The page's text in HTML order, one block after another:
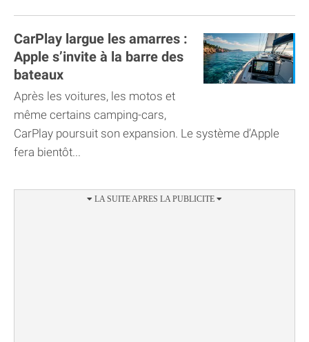
CarPlay largue les amarres :
Apple s’invite à la barre des
bateaux
Après les voitures, les motos et
même certains camping-cars,
CarPlay poursuit son expansion. Le système d’Apple
fera bientôt...